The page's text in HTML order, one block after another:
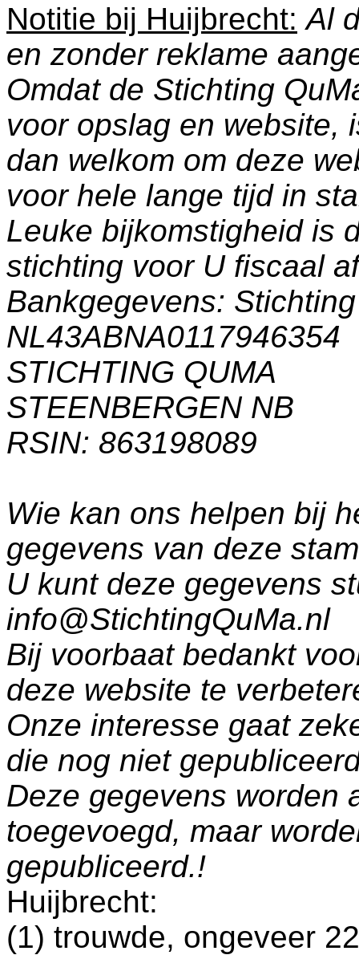
Notitie bij Huijbrecht: Al
en zonder reklame
Omdat de Stichting
voor opslag en website,
dan welkom om deze
voor hele lange tijd in
Leuke bijkomstigheid is
stichting voor U fiscaal
Bankgegevens:
NL43ABNA0117946354
STICHTING QUMA
STEENBERGEN NB
RSIN: 863198089
Wie kan ons helpen bij
gegevens van deze
U kunt deze gegevens
info@StichtingQuMa.nl
Bij voorbaat bedankt
deze website te
Onze interesse gaat
die nog niet
Deze gegevens worden
toegevoegd, maar
gepubliceerd.!
Huijbrecht:
(1) trouwde, ongeveer